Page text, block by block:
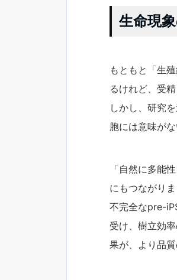
生命現
もともと「生
るけれど、受
しかし、研究
胞には意味が
「自然に多能
にもつながり
不完全なpre-
受け、樹立効
果が、より品